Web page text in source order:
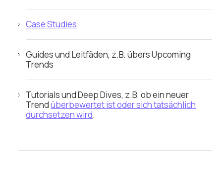
Case Studies
Guides und Leitfäden, z.B. übers Upcoming
Trends
Tutorials und Deep Dives, z.B. ob ein neuer
Trendüberbewertet ist oder sich tatsächlich
durchsetzen wird.